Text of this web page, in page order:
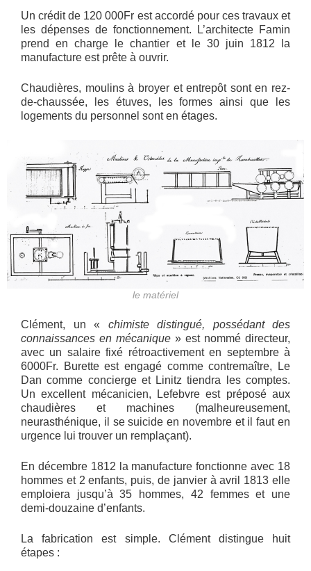
Un crédit de 120 000Fr est accordé pour ces travaux et
les dépenses de fonctionnement. L’architecte Famin
prend en charge le chantier et le 30 juin 1812 la
manufacture est prête à ouvrir.
Chaudières, moulins à broyer et entrepôt sont en rez-
de-chaussée, les étuves, les formes ainsi que les
logements du personnel sont en étages.
le matériel
Clément, un « chimiste distingué, possédant des
connaissances en mécanique » est nommé directeur,
avec un salaire fixé rétroactivement en septembre à
6000Fr. Burette est engagé comme contremaître, Le
Dan comme concierge et Linitz tiendra les comptes.
Un excellent mécanicien, Lefebvre est préposé aux
chaudières et machines (malheureusement,
neurasthénique, il se suicide en novembre et il faut en
urgence lui trouver un remplaçant).
En décembre 1812 la manufacture fonctionne avec 18
hommes et 2 enfants, puis, de janvier à avril 1813 elle
emploiera jusqu’à 35 hommes, 42 femmes et une
demi-douzaine d’enfants.
La fabrication est simple. Clément distingue huit
étapes :